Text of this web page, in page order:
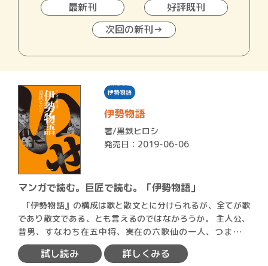
最新刊
好評既刊
次回の新刊→
伊勢物語
伊勢物語
著/黒鉄ヒロシ
発売日：2019-06-06
マンガで読む。巨匠で読む。「伊勢物語」
｢伊勢物語』の構成は歌と散文とに分けられるが、全てが歌
であり散文である、とも言えるのではなかろうか。 主人公、
昔男、すなわち在五中将、実在の六歌仙の一人、つまり在
原…
試し読み 詳しくみる